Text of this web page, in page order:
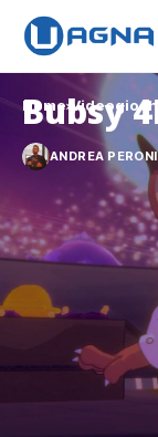
Home
Bubsy
ANDREA PERONI